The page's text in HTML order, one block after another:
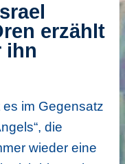
erzählt
ihn
im Gegensatz
die
wieder eine